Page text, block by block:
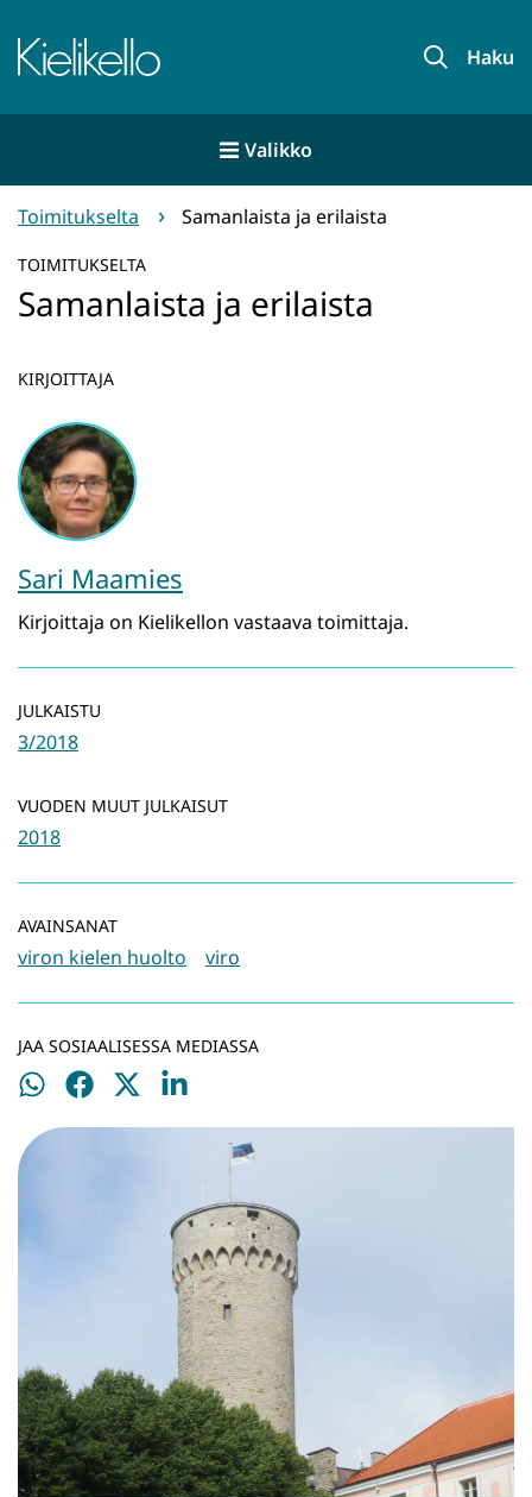
sisältöön
Etusivu Haku
Valikko
Toimitukselta Samanlaista ja erilaista
TOIMITUKSELTA
Samanlaista ja erilaista
KIRJOITTAJA
Sari Maamies
Kirjoittaja on Kielikellon vastaava toimittaja.
JULKAISTU
3/2018
VUODEN MUUT JULKAISUT
2018
AVAINSANAT
viron kielen huolto viro
JAA SOSIAALISESSA MEDIASSA
Jaa
Jaa
Jaa
Jaa